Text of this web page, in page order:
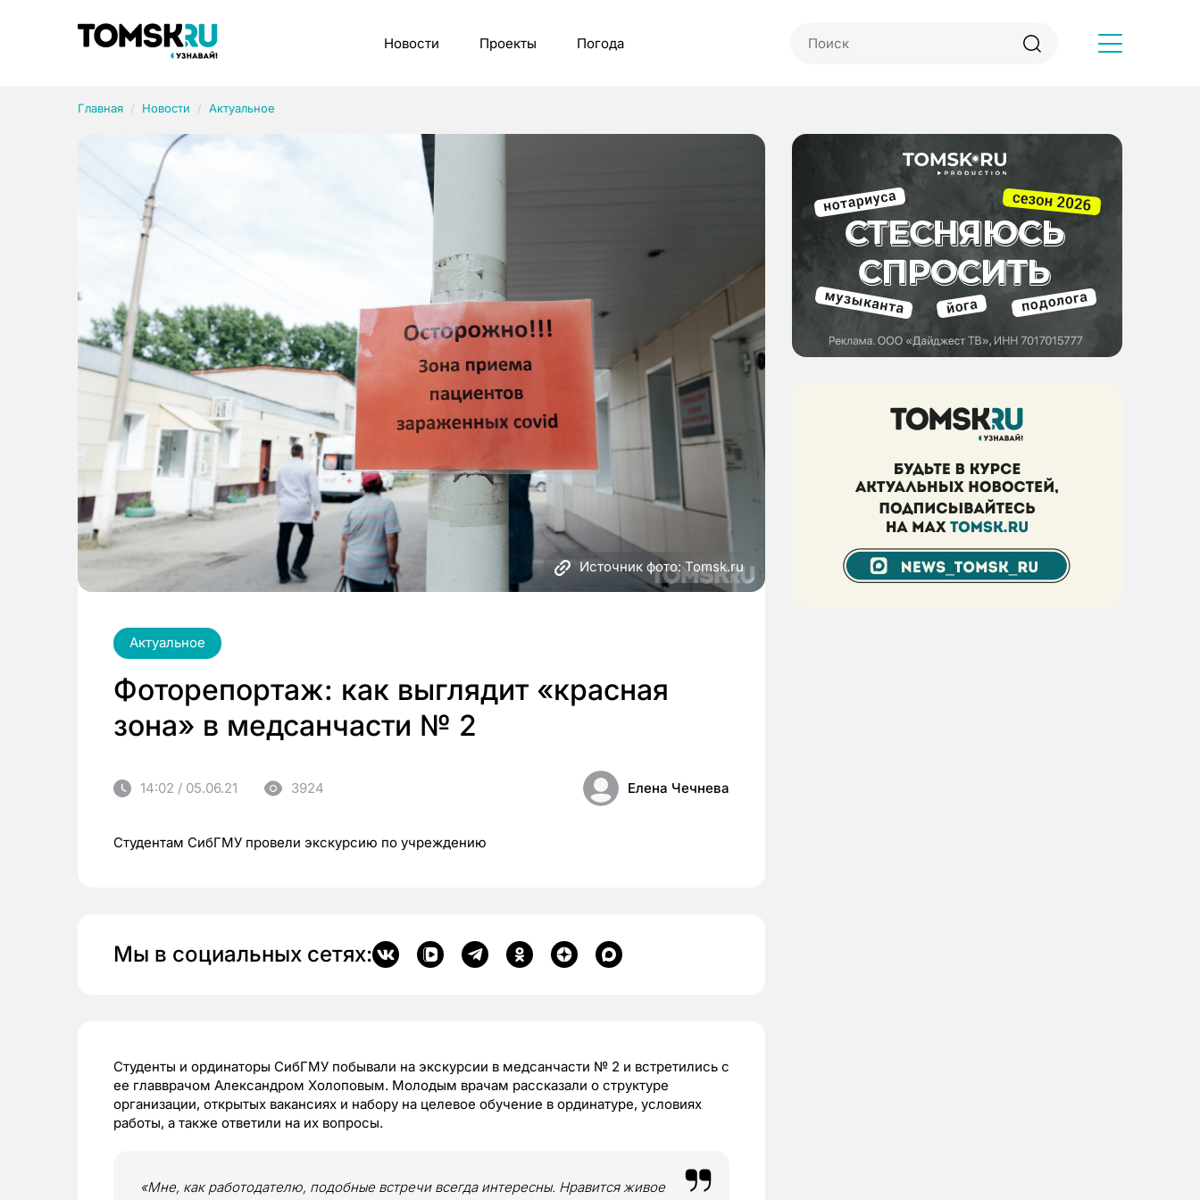
Новости Проекты Погода
Главная Новости Актуальное
Источник фото: Tomsk.ru
Актуальное
Фоторепортаж: как выглядит «красная
зона» в медсанчасти № 2
14:02 / 05.06.21 3924 Елена Чечнева
Студентам СибГМУ провели экскурсию по учреждению
Мы в социальных сетях:
Студенты и ординаторы СибГМУ побывали на экскурсии в медсанчасти № 2 и встретились с
ее главврачом Александром Холоповым. Молодым врачам рассказали о структуре
организации, открытых вакансиях и набору на целевое обучение в ординатуре, условиях
работы, а также ответили на их вопросы.
«Мне, как работодателю, подобные встречи всегда интересны. Нравится живое
Рубрики